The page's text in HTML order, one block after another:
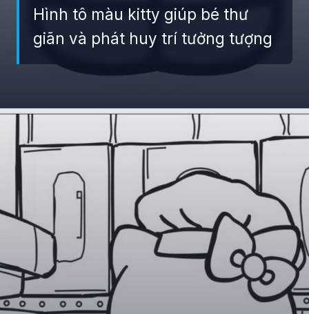
Hình tô màu kitty giúp bé thư
giãn và phát huy trí tưởng tượng
https://giaydabonghana.com/hello-kitty